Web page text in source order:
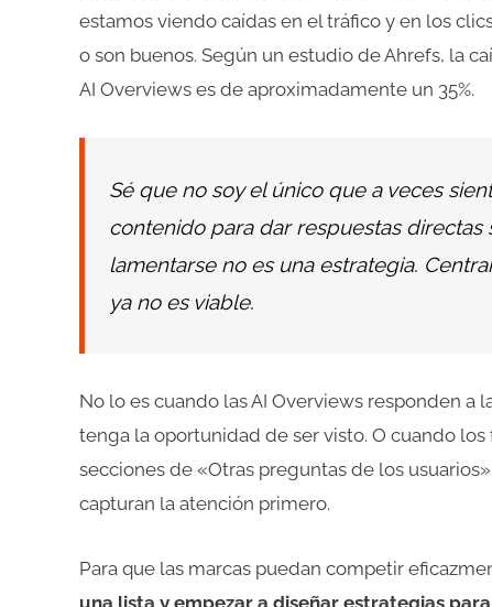
estamos viendo caídas en el tráfico y en los
o son buenos. Según un estudio de Ahrefs, la
AI Overviews es de aproximadamente un 35%.
Sé que no soy el único que a veces
contenido para dar respuestas
lamentarse no es una estrategia.
ya no es viable.
No lo es cuando las AI Overviews responden
tenga la oportunidad de ser visto. O cuando
secciones de «Otras preguntas de los
capturan la atención primero.
Para que las marcas puedan competir
una lista y empezar a diseñar estrategias